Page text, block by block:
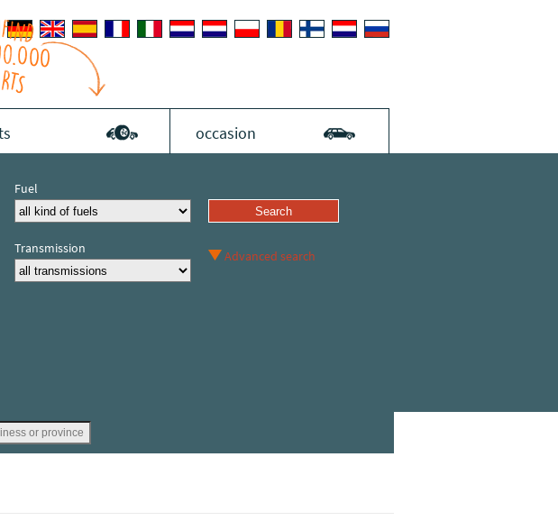
occasion
Fuel
Transmission Advanced search